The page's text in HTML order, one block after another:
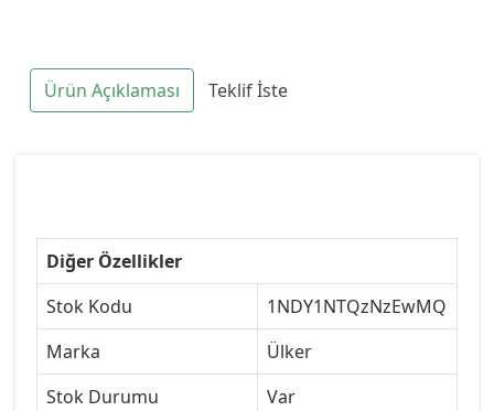
Ürün Açıklaması Teklif İste
Diğer Özellikler
Stok Kodu
1NDY1NTQzNzEwMQ
Marka
Ülker
Stok Durumu
Var